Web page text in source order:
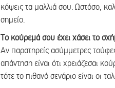
κόψεις τα μαλλιά σου. Ωστόσο,
σημείο.
Το κούρεμά σου έχει χάσει το
Αν παρατηρείς ασύμμετρες
απάντηση είναι ότι χρειάζεσαι
τότε το πιθανό σενάριο είναι οι